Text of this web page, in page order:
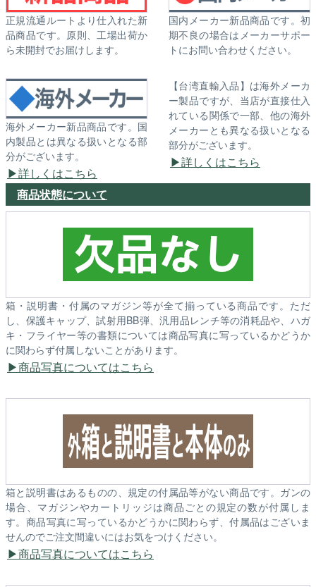
正規流通ルートより仕入れた新
品商品です。原則、工場出荷か
ら未開封でお届けします。
国内メーカー新品商品です。初
期不良の場合はメーカーサポー
トにお問い合わせください。
海外メーカー新品商品です。国
内製品とは異なる扱いとなる部
分がございます。
詳しくはこちら
【台湾直輸入品】は海外メーカ
ー製品ですが、当店が直接仕入
れている関係で一部、他の海外
メーカーとも異なる扱いとなる
部分がございます。
詳しくはこちら
商品状態について
箱・説明書・付属のマガジン等が全て揃っている商品です。ただ
し、保護キャップ、試射用BB弾、汎用品レンチ等の消耗品や、ハガ
キ・フライヤー等の書類については商品写真に写っているかどうか
に関わらず付属しないことがあります。
商品写真についてはこちら
箱と説明書はあるものの、規定の付属品等がない商品です。ガンの
場合、マガジンやカートリッジは商品ごとの規定の数が付属しま
す。商品写真に写っているかどうかに関わらず、付属品はございま
せんのでご注文間違いにはお気をつけください。
商品写真についてはこちら